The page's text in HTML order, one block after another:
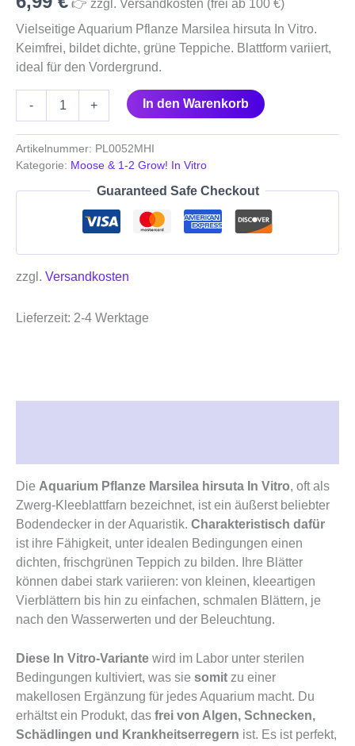
👉 zzgl. Versandkosten (frei ab 100 €)
Vielseitige Aquarium Pflanze Marsilea hirsuta In Vitro.
Keimfrei, bildet dichte, grüne Teppiche. Blattform variiert,
ideal für den Vordergrund.
- + In den Warenkorb
Artikelnummer: PL0052MHI
Kategorie: Moose & 1-2 Grow! In Vitro
Guaranteed Safe Checkout
zzgl. Versandkosten
Lieferzeit: 2-4 Werktage
Die Aquarium Pflanze Marsilea hirsuta In Vitro, oft als
Zwerg-Kleeblattfarn bezeichnet, ist ein äußerst beliebter
Bodendecker in der Aquaristik. Charakteristisch dafür
ist ihre Fähigkeit, unter idealen Bedingungen einen
dichten, frischgrünen Teppich zu bilden. Ihre Blätter
können dabei stark variieren: von kleinen, kleeartigen
Vierblättern bis hin zu einfachen, schmalen Blättern, je
nach den Wasserwerten und der Beleuchtung.
Diese In Vitro-Variante wird im Labor unter sterilen
Bedingungen kultiviert, was sie somit zu einer
makellosen Ergänzung für jedes Aquarium macht. Du
erhältst ein Produkt, das frei von Algen, Schnecken,
Schädlingen und Krankheitserregern ist. Es ist perfekt,